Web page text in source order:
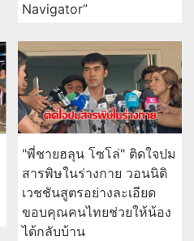
Navigator”
"พี่ชายฮลุน โซโล่" ติดใจปม
สารพิษในร่างกาย วอนนิติ
เวชชันสูตรอย่างละเอียด
ขอบคุณคนไทยช่วยให้น้อง
ได้กลับบ้าน